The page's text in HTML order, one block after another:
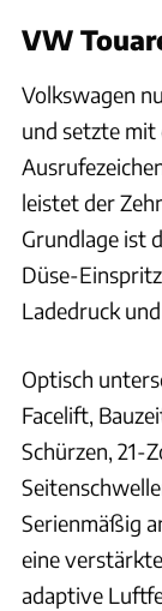
VW
Volkswagen
und setzte mit
leistet der
Grundlage ist
Düse-
Ladedruck
Optisch
Facelift,
Schürzen, 21-
Serienmäßig
eine
adaptive